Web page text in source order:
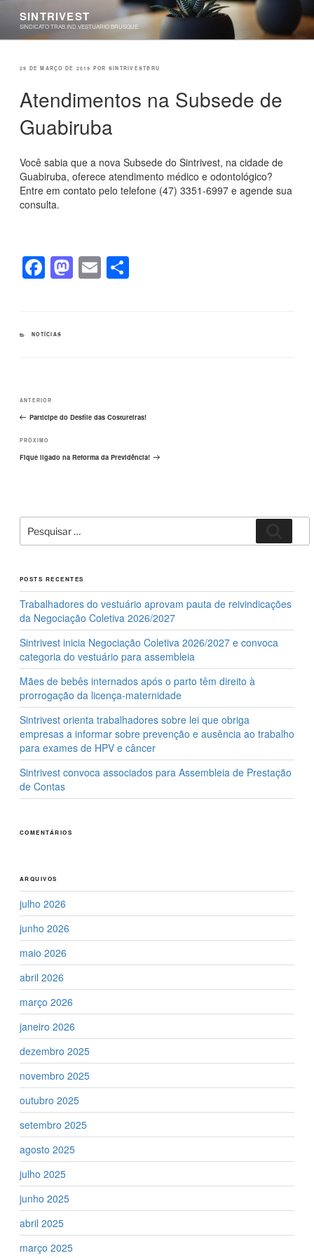
Pular
SINTRIVEST
SINDICATO TRAB.IND.VESTUARIO BRUSQUE
PUBLICADO
29 DE MARÇO DE 2019 POR SINTRIVESTBRU
Atendimentos na Subsede de
Guabiruba
Você sabia que a nova Subsede do Sintrivest, na cidade de
Guabiruba, oferece atendimento médico e odontológico?
Entre em contato pelo telefone (47) 3351-6997 e agende sua
consulta.
F
a
e
o
k
M
a
E
m
CATEGORIAS
NOTÍCIAS
de
Post
Post
anterior
ANTERIOR
Participe do Desfile das Costureiras!
Próximo
post
PRÓXIMO
Fique ligado na Reforma da Previdência!
Pesquisar
por:
POSTS RECENTES
Trabalhadores do vestuário aprovam pauta de reivindicações
da Negociação Coletiva 2026/2027
Sintrivest inicia Negociação Coletiva 2026/2027 e convoca
categoria do vestuário para assembleia
Mães de bebês internados após o parto têm direito à
prorrogação da licença-maternidade
Sintrivest orienta trabalhadores sobre lei que obriga
empresas a informar sobre prevenção e ausência ao trabalho
para exames de HPV e câncer
Sintrivest convoca associados para Assembleia de Prestação
de Contas
COMENTÁRIOS
ARQUIVOS
julho 2026
junho 2026
maio 2026
abril 2026
março 2026
janeiro 2026
dezembro 2025
novembro 2025
outubro 2025
setembro 2025
agosto 2025
julho 2025
junho 2025
abril 2025
março 2025